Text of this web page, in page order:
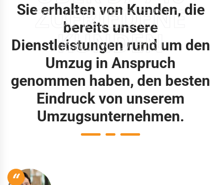
ZUFRIEDENE
KUNDEN
Sie erhalten von Kunden, die
bereits unsere
Dienstleistungen rund um den
Umzug in Anspruch
genommen haben, den besten
Eindruck von unserem
Umzugsunternehmen.